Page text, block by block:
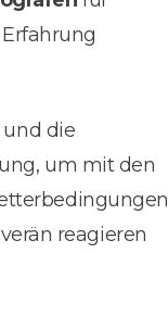
die
um mit den
reagieren